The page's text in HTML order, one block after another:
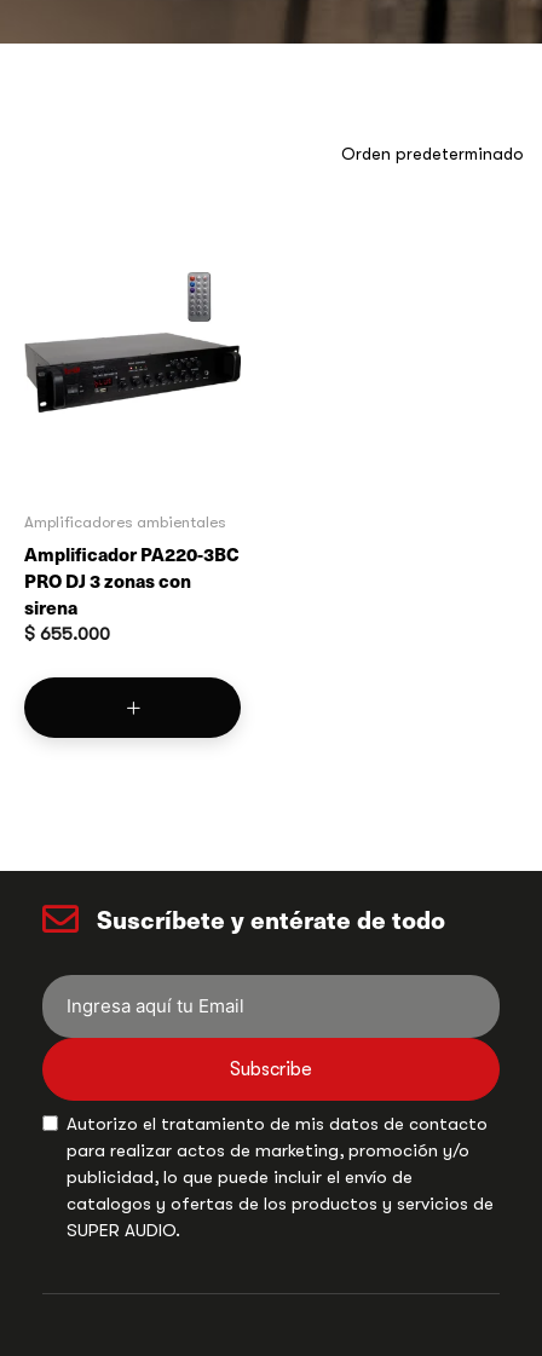
Amplificadores ambientales
Amplificador PA220-3BC
PRO DJ 3 zonas con
sirena
$ 655.000
Suscríbete y entérate de todo
Subscribe
Autorizo el tratamiento de mis datos de contacto
para realizar actos de marketing, promoción y/o
publicidad, lo que puede incluir el envío de
catalogos y ofertas de los productos y servicios de
SUPER AUDIO.